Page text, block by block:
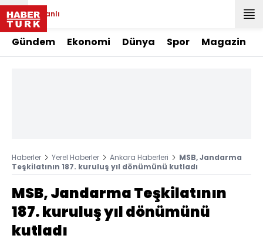
Canlı
Gündem Ekonomi Dünya Spor Magazin
Haberler Yerel Haberler Ankara Haberleri
MSB, Jandarma
Teşkilatının 187. kuruluş yıl dönümünü kutladı
MSB, Jandarma Teşkilatının
187. kuruluş yıl dönümünü
kutladı